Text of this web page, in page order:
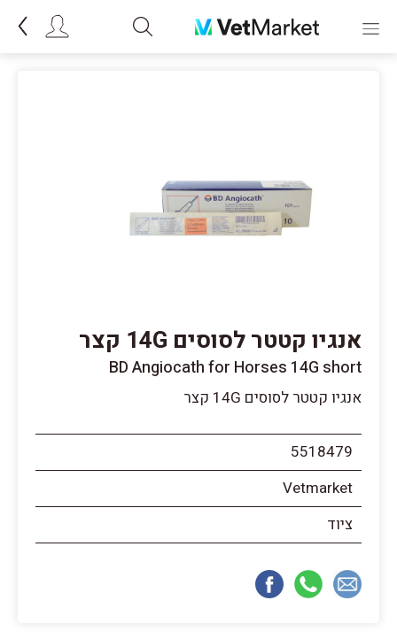
אנגיו קטטר לסוסים 14G קצר
BD Angiocath for Horses 14G short
אנגיו קטטר לסוסים 14G קצר
5518479
Vetmarket
ציוד